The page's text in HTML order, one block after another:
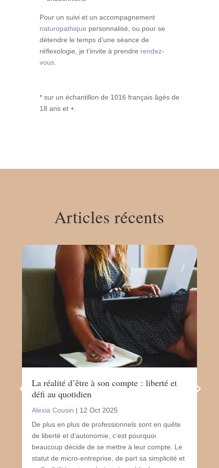
Pour un suivi et un accompagnement
naturopathique personnalisé, ou pour se
détendre le temps d’une séance de
réflexologie, je t’invite à prendre rendez-
vous.
* sur un échantillon de 1016 français âgés de
18 ans et +.
Articles récents
La réalité d’être à son compte : liberté et
défi au quotidien
Alexia Cousin | 12 Oct 2025
De plus en plus de professionnels sont en quête
de liberté et d’autonomie, c’est pourquoi
beaucoup décide de se mettre à leur compte. Le
statut de micro-entreprise, de part sa simplicité et